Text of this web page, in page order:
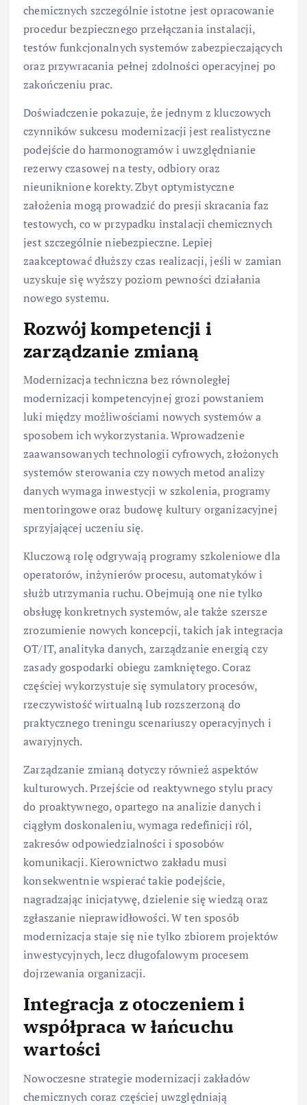
chemicznych szczególnie istotne jest opracowanie
procedur bezpiecznego przełączania instalacji,
testów funkcjonalnych systemów zabezpieczających
oraz przywracania pełnej zdolności operacyjnej po
zakończeniu prac.
Doświadczenie pokazuje, że jednym z kluczowych
czynników sukcesu modernizacji jest realistyczne
podejście do harmonogramów i uwzględnianie
rezerwy czasowej na testy, odbiory oraz
nieuniknione korekty. Zbyt optymistyczne
założenia mogą prowadzić do presji skracania faz
testowych, co w przypadku instalacji chemicznych
jest szczególnie niebezpieczne. Lepiej
zaakceptować dłuższy czas realizacji, jeśli w zamian
uzyskuje się wyższy poziom pewności działania
nowego systemu.
Rozwój kompetencji i
zarządzanie zmianą
Modernizacja techniczna bez równoległej
modernizacji kompetencyjnej grozi powstaniem
luki między możliwościami nowych systemów a
sposobem ich wykorzystania. Wprowadzenie
zaawansowanych technologii cyfrowych, złożonych
systemów sterowania czy nowych metod analizy
danych wymaga inwestycji w szkolenia, programy
mentoringowe oraz budowę kultury organizacyjnej
sprzyjającej uczeniu się.
Kluczową rolę odgrywają programy szkoleniowe dla
operatorów, inżynierów procesu, automatyków i
służb utrzymania ruchu. Obejmują one nie tylko
obsługę konkretnych systemów, ale także szersze
zrozumienie nowych koncepcji, takich jak integracja
OT/IT, analityka danych, zarządzanie energią czy
zasady gospodarki obiegu zamkniętego. Coraz
częściej wykorzystuje się symulatory procesów,
rzeczywistość wirtualną lub rozszerzoną do
praktycznego treningu scenariuszy operacyjnych i
awaryjnych.
Zarządzanie zmianą dotyczy również aspektów
kulturowych. Przejście od reaktywnego stylu pracy
do proaktywnego, opartego na analizie danych i
ciągłym doskonaleniu, wymaga redefinicji ról,
zakresów odpowiedzialności i sposobów
komunikacji. Kierownictwo zakładu musi
konsekwentnie wspierać takie podejście,
nagradzając inicjatywę, dzielenie się wiedzą oraz
zgłaszanie nieprawidłowości. W ten sposób
modernizacja staje się nie tylko zbiorem projektów
inwestycyjnych, lecz długofalowym procesem
dojrzewania organizacji.
Integracja z otoczeniem i
współpraca w łańcuchu
wartości
Nowoczesne strategie modernizacji zakładów
chemicznych coraz częściej uwzględniają